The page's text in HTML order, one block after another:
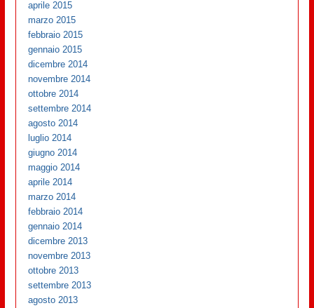
aprile 2015
marzo 2015
febbraio 2015
gennaio 2015
dicembre 2014
novembre 2014
ottobre 2014
settembre 2014
agosto 2014
luglio 2014
giugno 2014
maggio 2014
aprile 2014
marzo 2014
febbraio 2014
gennaio 2014
dicembre 2013
novembre 2013
ottobre 2013
settembre 2013
agosto 2013